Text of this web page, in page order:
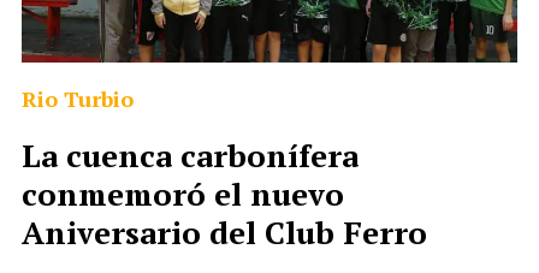
La cuenca carbonífera
conmemoró el nuevo
Aniversario del Club Ferro
Rio Turbio